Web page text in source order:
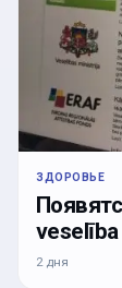
ЗДОРОВЬЕ
2 дня